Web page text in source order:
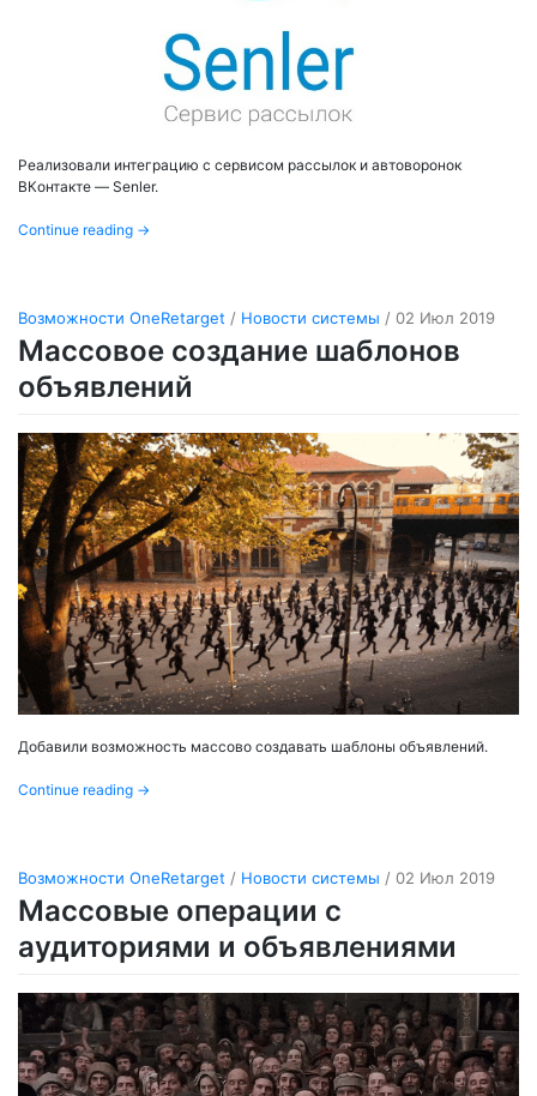
Реализовали интеграцию с сервисом рассылок и автоворонок
ВКонтакте — Senler.
Continue reading →
Возможности OneRetarget / Новости системы / 02 Июл 2019
Массовое создание шаблонов
объявлений
Добавили возможность массово создавать шаблоны объявлений.
Continue reading →
Возможности OneRetarget / Новости системы / 02 Июл 2019
Массовые операции с
аудиториями и объявлениями